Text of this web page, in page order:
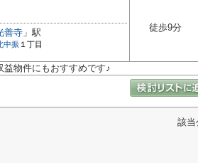
善寺 」駅
中振 １丁目
徒歩9分
物件にもおすすめです♪
該当